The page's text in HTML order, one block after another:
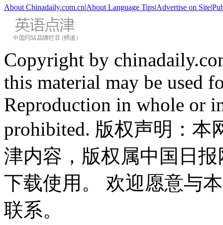
About Chinadaily.com.cn|About Language Tips|Advertise on Site|
Copyright by
this material may be used
Reproduction in whole or
prohibited. 版权声明：
津内容，版权属中国日
下载使用。 欢迎愿意与
联系。